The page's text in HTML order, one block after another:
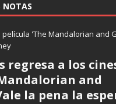
NOTAS
regresa a los
and
la pena la